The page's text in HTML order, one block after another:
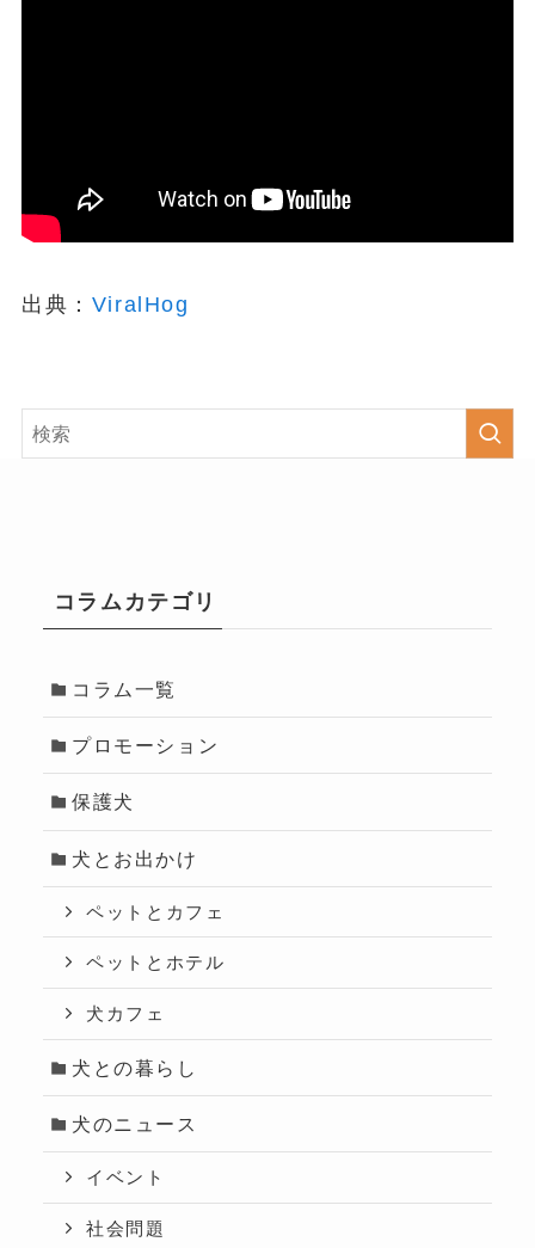
出典： ViralHog
コラムカテゴリ
コラム一覧
プロモーション
保護犬
犬とお出かけ
ペットとカフェ
ペットとホテル
犬カフェ
犬との暮らし
犬のニュース
イベント
社会問題